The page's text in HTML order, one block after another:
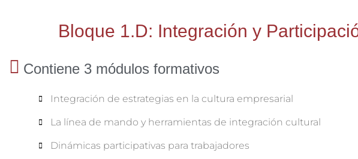
Bloque 1.D: Integración y
Contiene 3 módulos formativos
Integración de estrategias en la cultura empresarial
La línea de mando y herramientas de integración cultural
Dinámicas participativas para trabajadores